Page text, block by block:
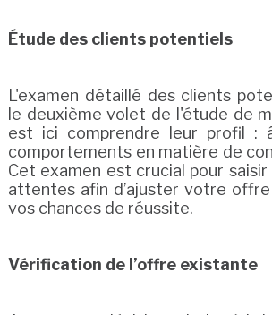
Étude des clients potentiels
L'examen détaillé des clients
le deuxième volet de l'étude de
est ici comprendre leur profil :
comportements en matière de
Cet examen est crucial pour
attentes afin d’ajuster votre
vos chances de réussite.
Vérification de l’offre existante